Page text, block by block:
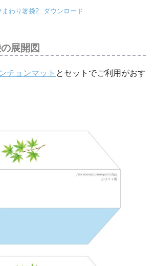
まわり箸袋2 ダウンロード
展開図
チョンマット とセットでご利用がおす